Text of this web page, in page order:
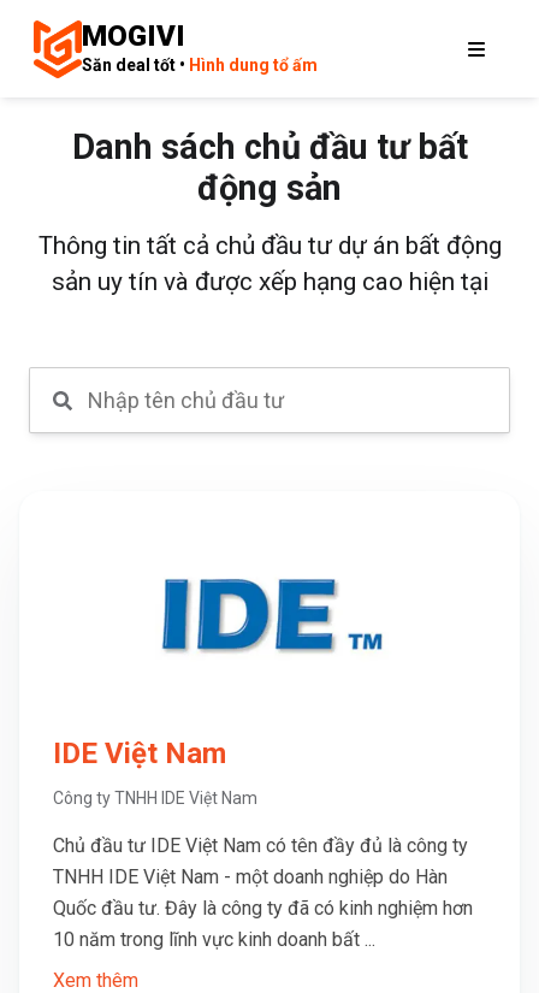
MOGIVI
Săn deal tốt • Hình dung tổ ấm
Danh sách chủ đầu tư bất
động sản
Thông tin tất cả chủ đầu tư dự án bất động
sản uy tín và được xếp hạng cao hiện tại
IDE Việt Nam
Công ty TNHH IDE Việt Nam
Chủ đầu tư IDE Việt Nam có tên đầy đủ là công ty
TNHH IDE Việt Nam - một doanh nghiệp do Hàn
Quốc đầu tư. Đây là công ty đã có kinh nghiệm hơn
10 năm trong lĩnh vực kinh doanh bất ...
Xem thêm